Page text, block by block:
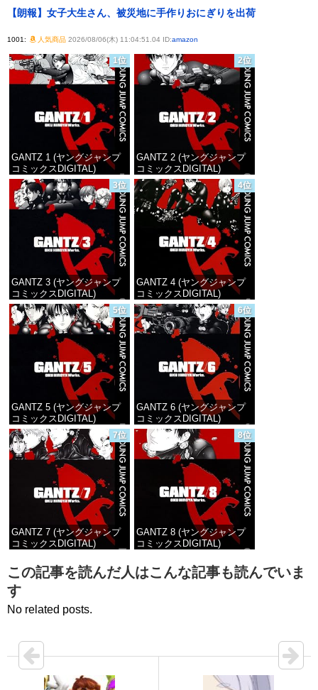
【朗報】女子大生さん、被災地に手作りおにぎりを出荷
1001: 人気商品2026/08/06(木) 11:04:51.04 ID:amazon
1位
GANTZ 1 (ヤングジャンプ
コミックスDIGITAL)
価格：¥100
2位
GANTZ 2 (ヤングジャンプ
コミックスDIGITAL)
価格：¥100
3位
GANTZ 3 (ヤングジャンプ
コミックスDIGITAL)
価格：¥100
4位
GANTZ 4 (ヤングジャンプ
コミックスDIGITAL)
価格：¥100
5位
GANTZ 5 (ヤングジャンプ
コミックスDIGITAL)
価格：¥100
6位
GANTZ 6 (ヤングジャンプ
コミックスDIGITAL)
価格：¥100
7位
GANTZ 7 (ヤングジャンプ
コミックスDIGITAL)
価格：¥100
8位
GANTZ 8 (ヤングジャンプ
コミックスDIGITAL)
価格：¥100
この記事を読んだ人はこんな記事も読んでいま
す
No related posts.